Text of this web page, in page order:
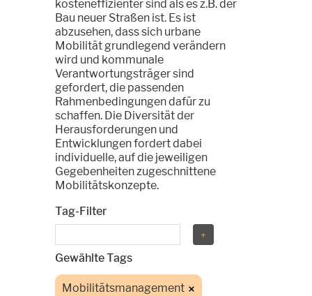
kosteneffizienter sind als es z.B. der
Bau neuer Straßen ist. Es ist
abzusehen, dass sich urbane
Mobilität grundlegend verändern
wird und kommunale
Verantwortungsträger sind
gefordert, die passenden
Rahmenbedingungen dafür zu
schaffen. Die Diversität der
Herausforderungen und
Entwicklungen fordert dabei
individuelle, auf die jeweiligen
Gegebenheiten zugeschnittene
Mobilitätskonzepte.
Tag-Filter
Gewählte Tags
Mobilitätsmanagement